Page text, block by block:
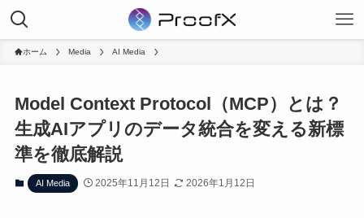
ホーム Media AI Media
Model Context Protocol（MCP）とは？
生成AIアプリのデータ統合を変える新標
準を徹底解説
AI Media 2025年11月12日 2026年1月12日